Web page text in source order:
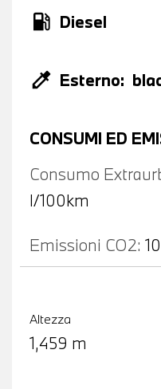
local_gas_station Diesel
colorize Esterno:
CONSUMI ED
Consumo
l/100km
Emissioni CO2:
Altezza
1,459 m